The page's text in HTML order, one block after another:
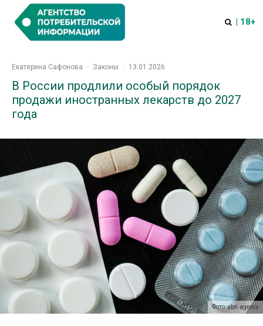
| 18+
Екатерина Сафонова · Законы · 13.01.2026
В России продлили особый порядок
продажи иностранных лекарств до 2027
года
Фото: abn.agency